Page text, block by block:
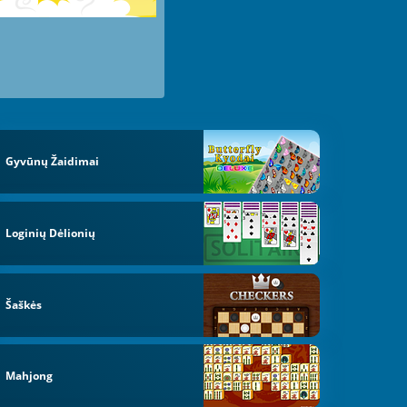
Gyvūnų Žaidimai
Loginių Dėlionių
Šaškės
Mahjong